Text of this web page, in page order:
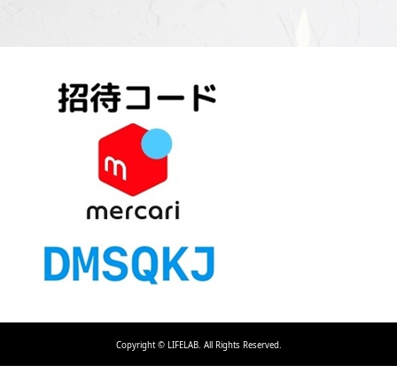
Copyright ©LIFELAB. All Rights Reserved.